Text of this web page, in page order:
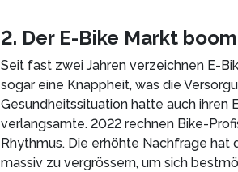
2. Der E-Bike Markt
Seit fast zwei Jahren verzeichnen E-
sogar eine Knappheit, was die
Gesundheitssituation hatte auch ihren
verlangsamte. 2022 rechnen Bike-
Rhythmus. Die erhöhte Nachfrage hat
massiv zu vergrössern, um sich